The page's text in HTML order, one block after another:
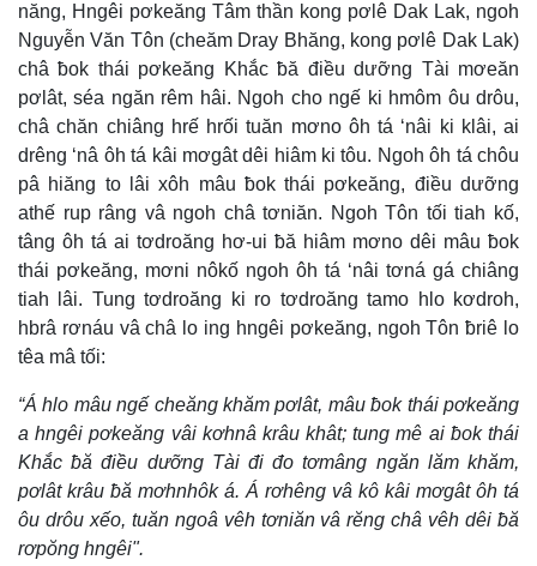
năng, Hngêi pơkeăng Tâm thần kong pơlê Dak Lak, ngoh
Nguyễn Văn Tôn (cheăm Dray Bhăng, kong pơlê Dak Lak)
châ ƀok thái pơkeăng Khắc ƀă điều dưỡng Tài mơeăn
pơlât, séa ngăn rêm hâi. Ngoh cho ngế ki hmôm ôu drôu,
châ chăn chiâng hrế hrối tuăn mơno ôh tá ‘nâi ki klâi, ai
drêng ‘nâ ôh tá kâi mơgât dêi hiâm ki tôu. Ngoh ôh tá chôu
pâ hiăng to lâi xôh mâu ƀok thái pơkeăng, điều dưỡng
athế rup râng vâ ngoh châ tơniăn. Ngoh Tôn tối tiah kố,
tâng ôh tá ai tơdroăng hơ-ui ƀă hiâm mơno dêi mâu ƀok
thái pơkeăng, mơni nôkố ngoh ôh tá ‘nâi tơná gá chiâng
tiah lâi. Tung tơdroăng ki ro tơdroăng tamo hlo kơdroh,
hbrâ rơnáu vâ châ lo ing hngêi pơkeăng, ngoh Tôn ƀriê lo
têa mâ tối:
“Á hlo mâu ngế cheăng khăm pơlât, mâu ƀok thái pơkeăng
a hngêi pơkeăng vâi kơhnâ krâu khât; tung mê ai ƀok thái
Khắc ƀă điều dưỡng Tài đi đo tơmâng ngăn lăm khăm,
pơlât krâu ƀă mơhnhôk á. Á rơhêng vâ kô kâi mơgât ôh tá
ôu drôu xếo, tuăn ngoâ vêh tơniăn vâ rĕng châ vêh dêi ƀă
rơpŏng hngêi".